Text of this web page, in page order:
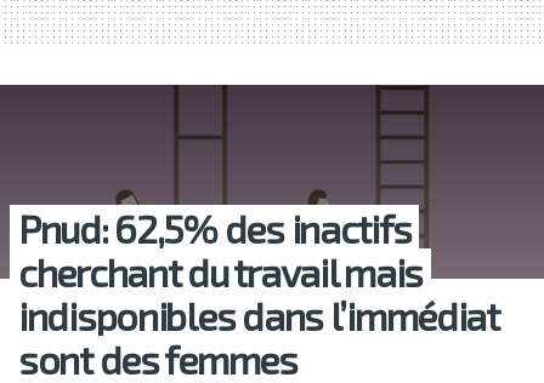
Pnud: 62,5% des inactifs
cherchant du travail mais
indisponibles dans l’immédiat
sont des femmes